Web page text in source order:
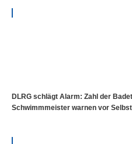
DLRG schlägt Alarm: Zahl der
Schwimmmeister warnen vor